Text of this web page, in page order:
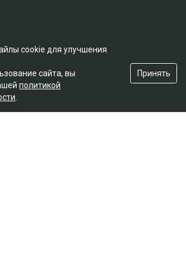
cookie для улучшения
сайта, вы
политикой
Принять